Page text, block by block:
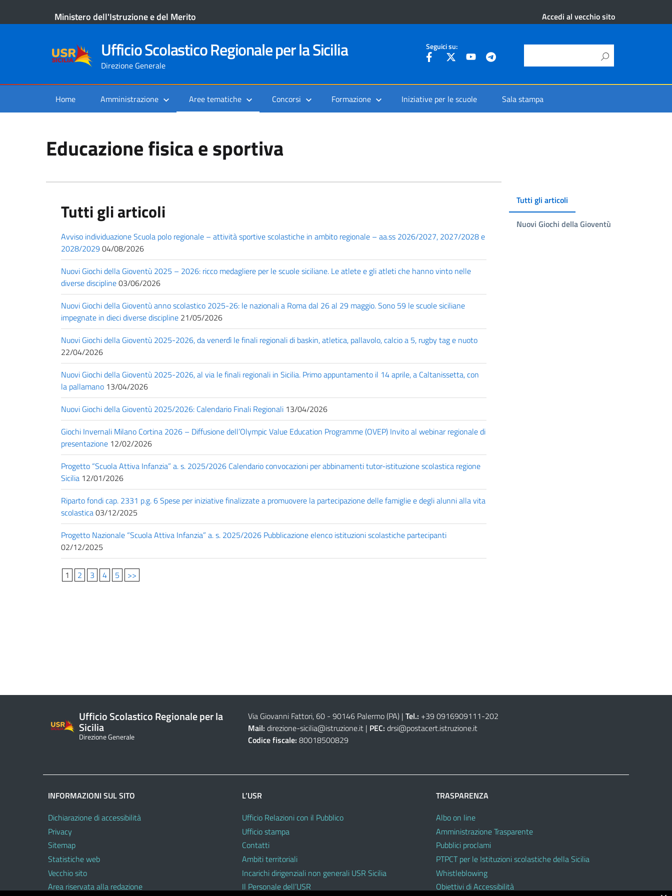
Ministero dell'Istruzione e del Merito Accedi al vecchio sito
Ufficio Scolastico Regionale per la Sicilia
Direzione Generale
Seguici su:
Home Amministrazione Aree tematiche Concorsi Formazione Iniziative per le scuole Sala stampa
Educazione fisica e sportiva
Tutti gli articoli
Nuovi Giochi della Gioventù
Tutti gli articoli
Avviso individuazione Scuola polo regionale – attività sportive scolastiche in ambito regionale – aa.ss 2026/2027, 2027/2028 e
2028/2029 04/08/2026
Nuovi Giochi della Gioventù 2025 – 2026: ricco medagliere per le scuole siciliane. Le atlete e gli atleti che hanno vinto nelle
diverse discipline03/06/2026
Nuovi Giochi della Gioventù anno scolastico 2025-26: le nazionali a Roma dal 26 al 29 maggio. Sono 59 le scuole siciliane
impegnate in dieci diverse discipline 21/05/2026
Nuovi Giochi della Gioventù 2025-2026, da venerdì le finali regionali di baskin, atletica, pallavolo, calcio a 5, rugby tag e nuoto
22/04/2026
Nuovi Giochi della Gioventù 2025-2026, al via le finali regionali in Sicilia. Primo appuntamento il 14 aprile, a Caltanissetta, con
la pallamano 13/04/2026
Nuovi Giochi della Gioventù 2025/2026: Calendario Finali Regionali 13/04/2026
Giochi Invernali Milano Cortina 2026 – Diffusione dell’Olympic Value Education Programme (OVEP) Invito al webinar regionale di
presentazione 12/02/2026
Progetto “Scuola Attiva Infanzia” a. s. 2025/2026 Calendario convocazioni per abbinamenti tutor-istituzione scolastica regione
Sicilia 12/01/2026
Riparto fondi cap. 2331 p.g. 6 Spese per iniziative finalizzate a promuovere la partecipazione delle famiglie e degli alunni alla vita
scolastica03/12/2025
Progetto Nazionale “Scuola Attiva Infanzia” a. s. 2025/2026 Pubblicazione elenco istituzioni scolastiche partecipanti
02/12/2025
1 2 3 4 5 >>
Ufficio Scolastico Regionale per la
Sicilia
Direzione Generale
Via Giovanni Fattori, 60 - 90146 Palermo (PA)| Tel.: +39 0916909111-202
Mail: direzione-sicilia@istruzione.it| PEC: drsi@postacert.istruzione.it
Codice fiscale: 80018500829
INFORMAZIONI SUL SITO
Dichiarazione di accessibilità
Privacy
Sitemap
Statistiche web
Vecchio sito
Area riservata alla redazione
L’USR
Ufficio Relazioni con il Pubblico
Ufficio stampa
Contatti
Ambiti territoriali
Incarichi dirigenziali non generali USR Sicilia
Il Personale dell’USR
TRASPARENZA
Albo on line
Amministrazione Trasparente
Pubblici proclami
PTPCT per le Istituzioni scolastiche della Sicilia
Whistleblowing
Obiettivi di Accessibilità